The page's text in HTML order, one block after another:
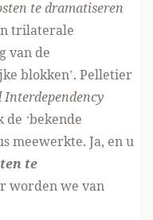
te dramatiseren
trilaterale
van de
blokken’. Pelletier
Interdependency
de ‘bekende
meewerkte. Ja, en u
te
worden we van